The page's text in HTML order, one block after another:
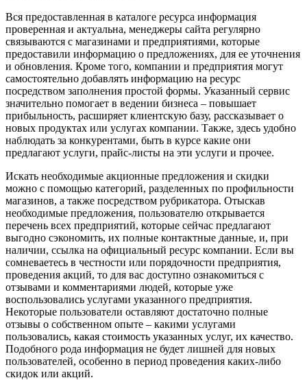
Вся предоставленная в каталоге ресурса информация
проверенная и актуальна, менеджеры сайта регулярно
связываются с магазинами и предприятиями, которые
предоставили информацию о предложениях, для ее уточнения
и обновления. Кроме того, компании и предприятия могут
самостоятельно добавлять информацию на ресурс
посредством заполнения простой формы. Указанный сервис
значительно помогает в ведении бизнеса – повышает
прибыльность, расширяет клиентскую базу, рассказывает о
новых продуктах или услугах компании. Также, здесь удобно
наблюдать за конкурентами, быть в курсе какие они
предлагают услуги, прайс-листы на эти услуги и прочее.
Искать необходимые акционные предложения и скидки
можно с помощью категорий, разделенных по профильности
магазинов, а также посредством рубрикатора. Отыскав
необходимые предложения, пользователю открывается
перечень всех предприятий, которые сейчас предлагают
выгодно сэкономить, их полные контактные данные, и, при
наличии, ссылка на официальный ресурс компании. Если вы
сомневаетесь в честности или порядочности предприятия,
проведения акций, то для вас доступно ознакомиться с
отзывами и комментариями людей, которые уже
воспользовались услугами указанного предприятия.
Некоторые пользователи оставляют достаточно полные
отзывы о собственном опыте – какими услугами
пользовались, какая стоимость указанных услуг, их качество.
Подобного рода информация не будет лишней для новых
пользователей, особенно в период проведения каких-либо
скидок или акций.